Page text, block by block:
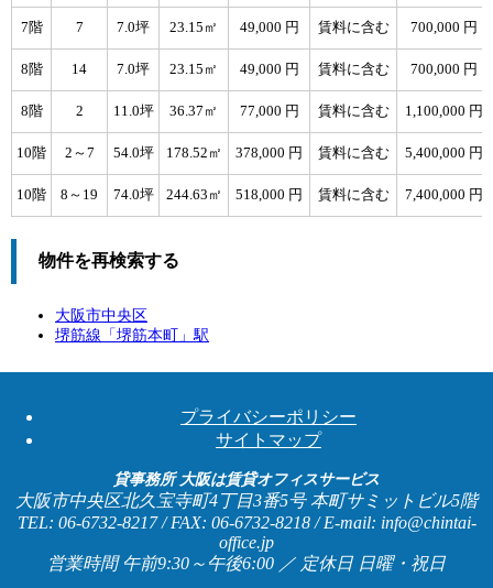
7階 7 7.0坪 23.15㎡ 49,000 円 賃料に含む 700,000 円
8階 14 7.0坪 23.15㎡ 49,000 円 賃料に含む 700,000 円
8階 2 11.0坪 36.37㎡ 77,000 円 賃料に含む 1,100,000 円
10階 2～7 54.0坪 178.52㎡ 378,000 円 賃料に含む 5,400,000 円
10階 8～19 74.0坪 244.63㎡ 518,000 円 賃料に含む 7,400,000 円
物件を再検索する
大阪市中央区
堺筋線「 堺筋本町 」駅
プライバシーポリシー
サイトマップ
貸事務所 大阪は賃貸オフィスサービス
大阪市中央区北久宝寺町4丁目3番5号 本町サミットビル5階
TEL: 06-6732-8217 / FAX: 06-6732-8218 / E-mail: info@chintai-
office.jp
営業時間 午前9:30～午後6:00 ／ 定休日 日曜・祝日